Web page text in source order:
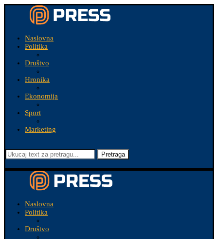
Naslovna
Politika
Društvo
Hronika
Ekonomija
Sport
Marketing
Pretraga
Naslovna
Politika
Društvo